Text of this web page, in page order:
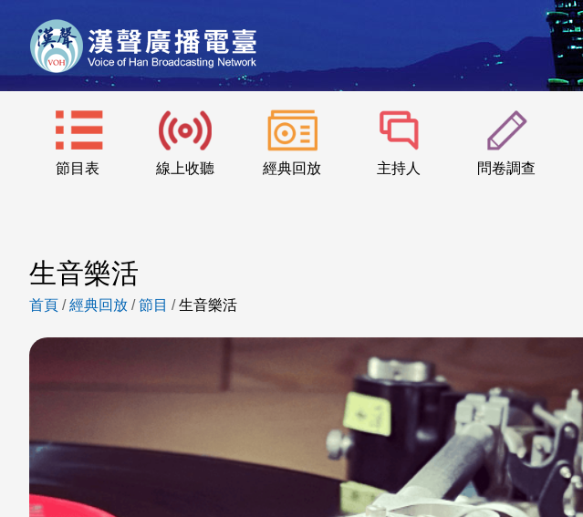
節目表 線上收聽 經典回放 主持人 問卷調查
生音樂活
首頁 /經典回放 /節目 /生音樂活